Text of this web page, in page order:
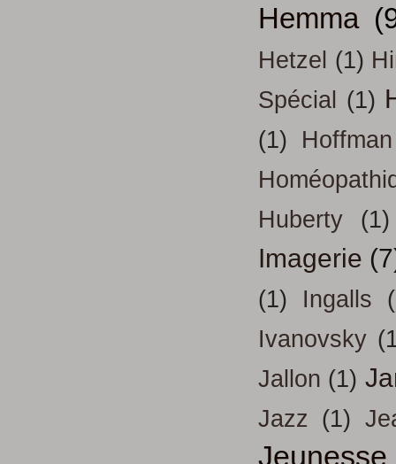
Hemma
Hetzel (1)
Spécial (1)
(1)
Hoffman
Huberty
(1)
Imagerie
(1) Ingalls
Ivanovsky
Jallon (1)
Jazz (1)
Jeunesse